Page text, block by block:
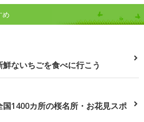
め
ないちごを食べに行こう
国1400カ所の桜名所・お花見スポ